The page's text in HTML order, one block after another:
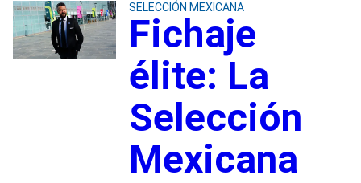
SELECCIÓN MEXICANA
Fichaje
élite: La
Selección
Mexicana